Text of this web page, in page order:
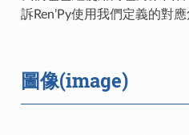
訴Ren’Py使用我們定義的對應
圖像(image)